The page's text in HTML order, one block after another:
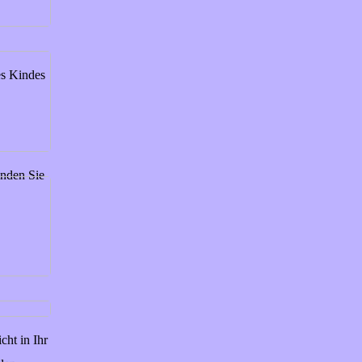
Kindes
Sie
in Ihr